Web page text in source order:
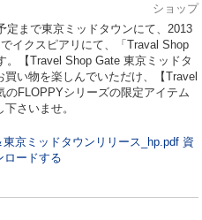
ショップ
まで東京ミッドタウンにて、2013
イクスピアリにて、「Traval Shop
。【Travel Shop Gate 東京ミッドタ
い物を楽しんでいただけ、【Travel
FLOPPYシリーズの限定アイテム
さいませ。
資
ロードする